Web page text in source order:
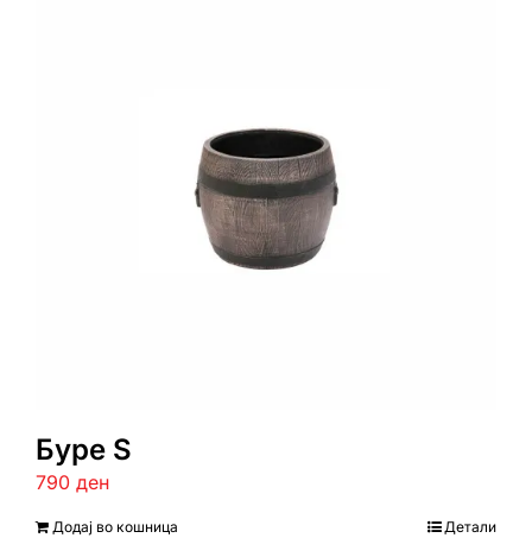
Буре S
790 ден
Додај во кошница Детали